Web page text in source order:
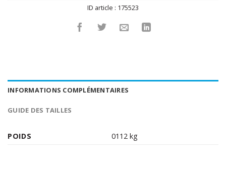
ID article : 175523
INFORMATIONS COMPLÉMENTAIRES
GUIDE DES TAILLES
POIDS 0112 kg